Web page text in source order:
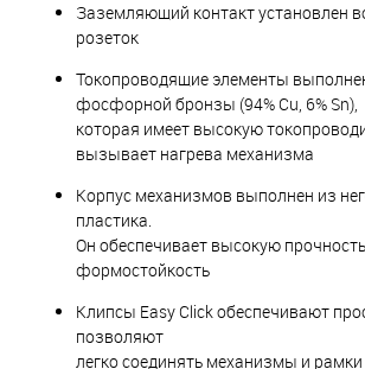
Заземляющий контакт установлен
розеток
Токопроводящие элементы
фосфорной бронзы (94% Cu, 6% Sn),
которая имеет высокую
вызывает нагрева механизма
Корпус механизмов выполнен из
пластика.
Он обеспечивает высокую
формостойкость
Клипсы Easy Click обеспечивают
позволяют
легко соединять механизмы и